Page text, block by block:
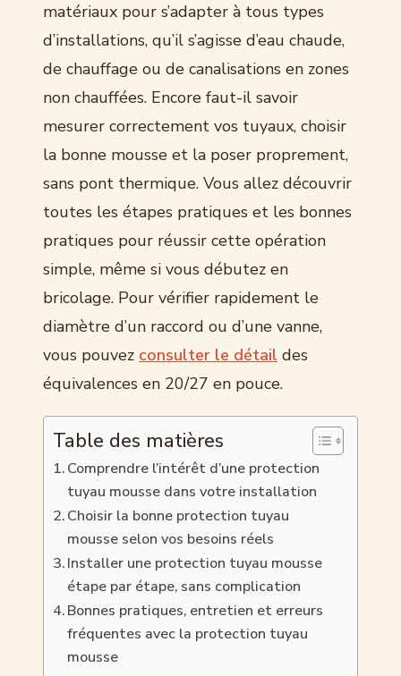
matériaux pour s’adapter à tous types
d’installations, qu’il s’agisse d’eau chaude,
de chauffage ou de canalisations en zones
non chauffées. Encore faut-il savoir
mesurer correctement vos tuyaux, choisir
la bonne mousse et la poser proprement,
sans pont thermique. Vous allez découvrir
toutes les étapes pratiques et les bonnes
pratiques pour réussir cette opération
simple, même si vous débutez en
bricolage. Pour vérifier rapidement le
diamètre d’un raccord ou d’une vanne,
vous pouvez consulter le détail des
équivalences en 20/27 en pouce.
Table des matières
Comprendre l’intérêt d’une protection
tuyau mousse dans votre installation
Choisir la bonne protection tuyau
mousse selon vos besoins réels
Installer une protection tuyau mousse
étape par étape, sans complication
Bonnes pratiques, entretien et erreurs
fréquentes avec la protection tuyau
mousse